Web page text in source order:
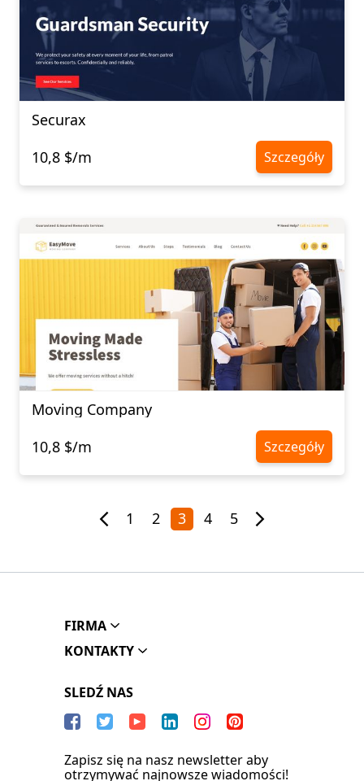
Securax
10,8 $/m
Szczegóły
Moving Company
10,8 $/m
Szczegóły
1 2 3 4 5
FIRMA
KONTAKTY
SLEDŹ NAS
Zapisz się na nasz newsletter aby
otrzymywać najnowsze wiadomości!